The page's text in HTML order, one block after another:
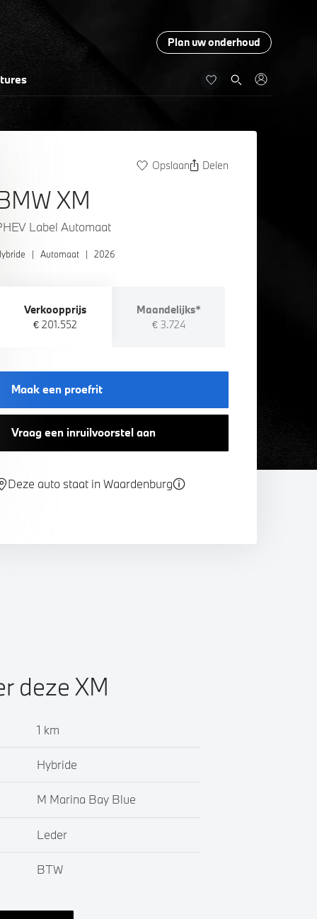
Plan uw onderhoud
Opslaan Delen
XM
Label Automaat
| Automaat | 2026
Verkoopprijs
€ 201.552
Maandelijks*
€ 3.724
Maak een proefrit
Vraag een inruilvoorstel aan
Deze auto staat in Waardenburg
deze XM
1 km
Hybride
M Marina Bay Blue
Leder
BTW